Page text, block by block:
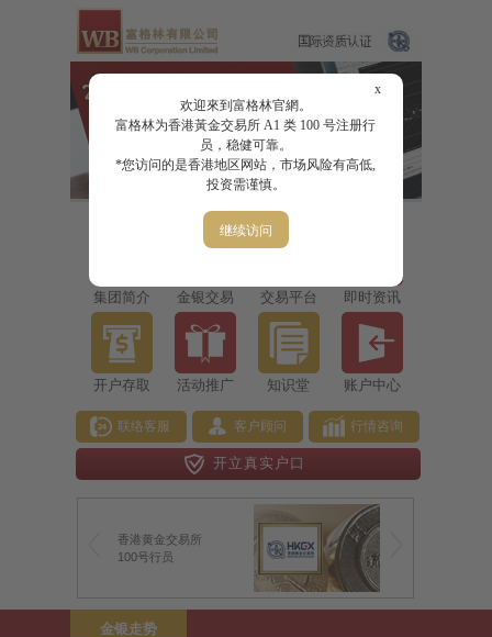
x
欢迎來到富格林官網。
富格林为香港黃金交易所 A1 类 100 号注册行
员，稳健可靠。
*您访问的是香港地区网站，市场风险有高低,
投资需谨慎。
继续访问
集团简介 金银交易 交易平台 即时资讯
开户存取 活动推广 知识堂 账户中心
联络客服 客户顾问 行情咨询
开立真实户口
香港黄金交易所
100号行员
金银走势